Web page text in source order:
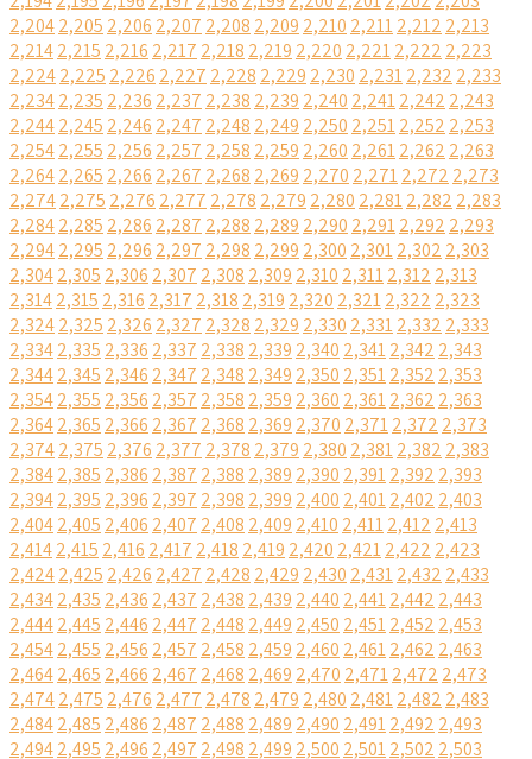
2,2042,205 2,206 2,207 2,208 2,209 2,210 2,2112,212 2,213
2,2142,215 2,216 2,217 2,218 2,219 2,220 2,2212,222 2,223
2,2242,225 2,226 2,227 2,228 2,229 2,230 2,2312,232 2,233
2,2342,235 2,236 2,237 2,238 2,239 2,240 2,2412,242 2,243
2,2442,245 2,246 2,247 2,248 2,249 2,250 2,2512,252 2,253
2,2542,255 2,256 2,257 2,258 2,259 2,260 2,2612,262 2,263
2,2642,265 2,266 2,267 2,268 2,269 2,270 2,2712,272 2,273
2,2742,275 2,276 2,277 2,278 2,279 2,280 2,2812,282 2,283
2,2842,285 2,286 2,287 2,288 2,289 2,290 2,2912,292 2,293
2,2942,295 2,296 2,297 2,298 2,299 2,300 2,3012,302 2,303
2,3042,305 2,306 2,307 2,308 2,309 2,310 2,3112,312 2,313
2,3142,315 2,316 2,317 2,318 2,319 2,320 2,3212,322 2,323
2,3242,325 2,326 2,327 2,328 2,329 2,330 2,3312,332 2,333
2,3342,335 2,336 2,337 2,338 2,339 2,340 2,3412,342 2,343
2,3442,345 2,346 2,347 2,348 2,349 2,350 2,3512,352 2,353
2,3542,355 2,356 2,357 2,358 2,359 2,360 2,3612,362 2,363
2,3642,365 2,366 2,367 2,368 2,369 2,370 2,3712,372 2,373
2,3742,375 2,376 2,377 2,378 2,379 2,380 2,3812,382 2,383
2,3842,385 2,386 2,387 2,388 2,389 2,390 2,3912,392 2,393
2,3942,395 2,396 2,397 2,398 2,399 2,400 2,4012,402 2,403
2,4042,405 2,406 2,407 2,408 2,409 2,410 2,4112,412 2,413
2,4142,415 2,416 2,417 2,418 2,419 2,420 2,4212,422 2,423
2,4242,425 2,426 2,427 2,428 2,429 2,430 2,4312,432 2,433
2,4342,435 2,436 2,437 2,438 2,439 2,440 2,4412,442 2,443
2,4442,445 2,446 2,447 2,448 2,449 2,450 2,4512,452 2,453
2,4542,455 2,456 2,457 2,458 2,459 2,460 2,4612,462 2,463
2,4642,465 2,466 2,467 2,468 2,469 2,470 2,4712,472 2,473
2,4742,475 2,476 2,477 2,478 2,479 2,480 2,4812,482 2,483
2,4842,485 2,486 2,487 2,488 2,489 2,490 2,4912,492 2,493
2,4942,495 2,496 2,497 2,498 2,499 2,500 2,5012,502 2,503